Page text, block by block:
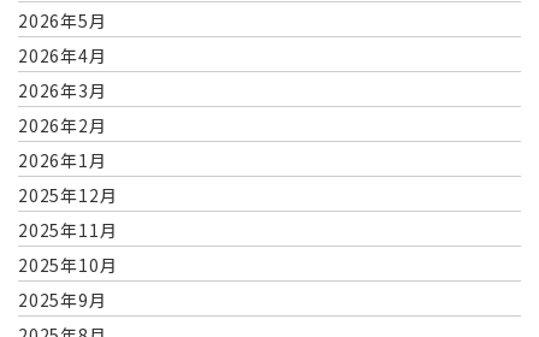
2026年5月
2026年4月
2026年3月
2026年2月
2026年1月
2025年12月
2025年11月
2025年10月
2025年9月